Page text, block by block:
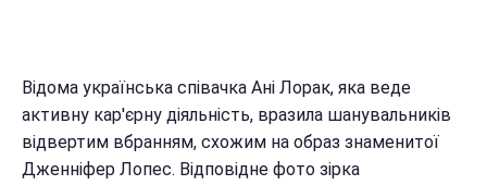
Відома українська співачка Ані Лорак, яка веде
активну кар'єрну діяльність, вразила шанувальників
відвертим вбранням, схожим на образ знаменитої
Дженніфер Лопес. Відповідне фото зірка